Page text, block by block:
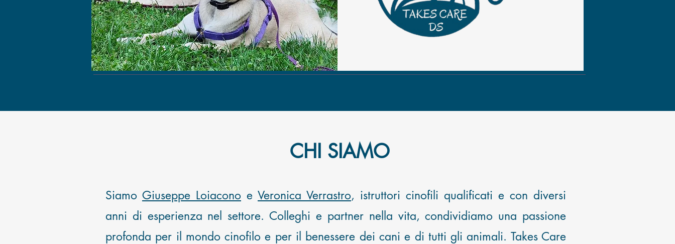
CHI SIAMO
Siamo Giuseppe Loiacono e Veronica Verrastro, istruttori cinofili qualificati e con diversi
anni di esperienza nel settore. Colleghi e partner nella vita, condividiamo una passione
profonda per il mondo cinofilo e per il benessere dei cani e di tutti gli animali. Takes Care